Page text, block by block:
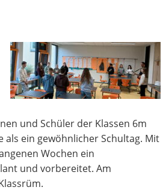
und Schüler der Klassen 6m
ein gewöhnlicher Schultag. Mit
Wochen ein
und vorbereitet. Am